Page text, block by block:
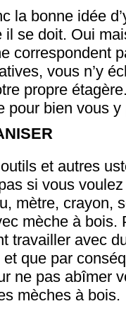
la bonne idée
il se doit. Oui
correspondent
vous n’y
propre
pour bien vous y
et autres
si vous
mètre, crayon,
mèche à bois.
travailler avec
que par
ne pas abîmer
mèches à bois.